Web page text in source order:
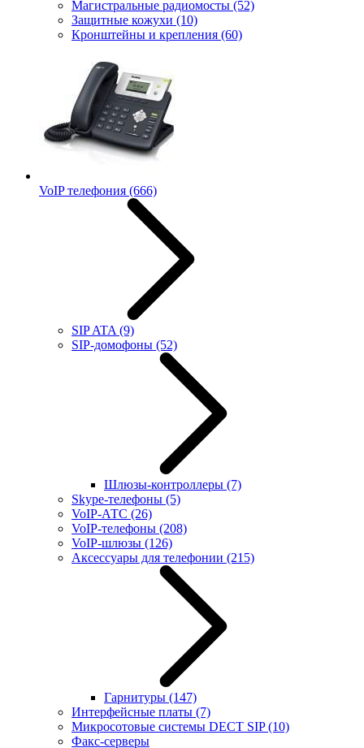
Магистральные радиомосты (52)
Защитные кожухи (10)
Кронштейны и крепления (60)
VoIP телефония (666)
SIP ATA (9)
SIP-домофоны (52)
Шлюзы-контроллеры (7)
Skype-телефоны (5)
VoIP-АТС (26)
VoIP-телефоны (208)
VoIP-шлюзы (126)
Аксессуары для телефонии (215)
Гарнитуры (147)
Интерфейсные платы (7)
Микросотовые системы DECT SIP(10)
Факс-серверы